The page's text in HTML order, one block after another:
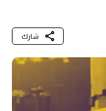
شارك